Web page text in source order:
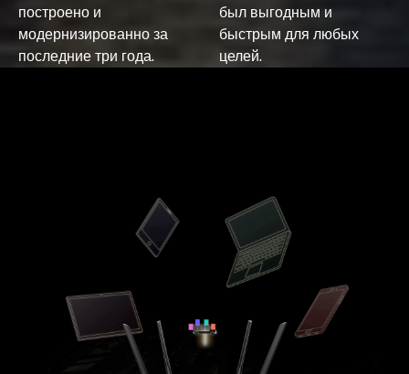
построено и
модернизированно за
последние три года.
был выгодным и
быстрым для любых
целей.